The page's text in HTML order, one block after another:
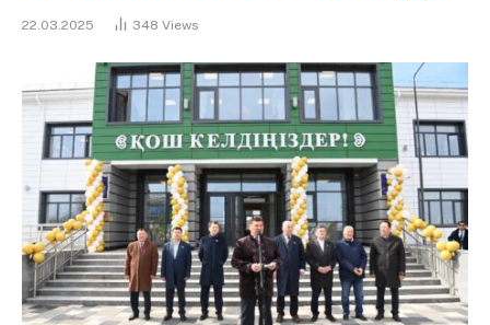
22.03.2025 348 Views